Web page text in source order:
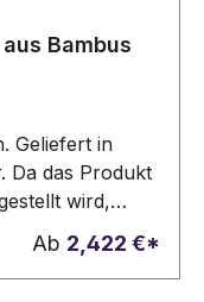
Bambus
Geliefert in
Da das Produkt
wird,
das
35 mm |
Ab 2,422 €*